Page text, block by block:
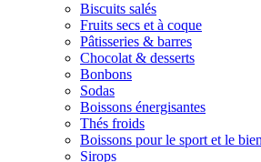
Biscuits salés
Fruits secs et à coque
Pâtisseries & barres
Chocolat & desserts
Bonbons
Sodas
Boissons énergisantes
Thés froids
Boissons pour le sport et le
Sirops